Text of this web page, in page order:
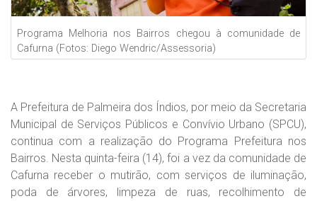
Programa Melhoria nos Bairros chegou à comunidade de
Cafurna (Fotos: Diego Wendric/Assessoria)
A Prefeitura de Palmeira dos Índios, por meio da Secretaria
Municipal de Serviços Públicos e Convívio Urbano (SPCU),
continua com a realização do Programa Prefeitura nos
Bairros. Nesta quinta-feira (14), foi a vez da comunidade de
Cafurna receber o mutirão, com serviços de iluminação,
poda de árvores, limpeza de ruas, recolhimento de